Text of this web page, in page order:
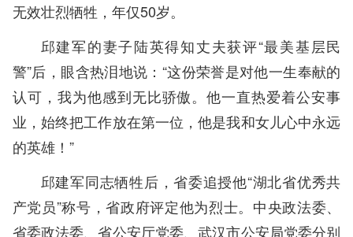
无效壮烈牺牲，年仅50岁。
邱建军的妻子陆英得知丈夫获评“最美基层民
警”后，眼含热泪地说：“这份荣誉是对他一生奉献的
认可，我为他感到无比骄傲。他一直热爱着公安事
业，始终把工作放在第一位，他是我和女儿心中永远
的英雄！”
邱建军同志牺牲后，省委追授他“湖北省优秀共
产党员”称号，省政府评定他为烈士。中央政法委、
省委政法委、省公安厅党委、武汉市公安局党委分别